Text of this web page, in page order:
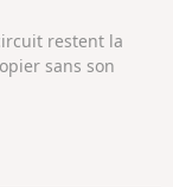
restent la
sans son